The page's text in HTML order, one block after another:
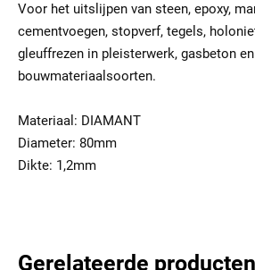
Voor het uitslijpen van steen, epoxy,
cementvoegen, stopverf, tegels,
gleuffrezen in pleisterwerk, gasbeton
bouwmateriaalsoorten.
Materiaal: DIAMANT
Diameter: 80mm
Dikte: 1,2mm
Gerelateerde producten